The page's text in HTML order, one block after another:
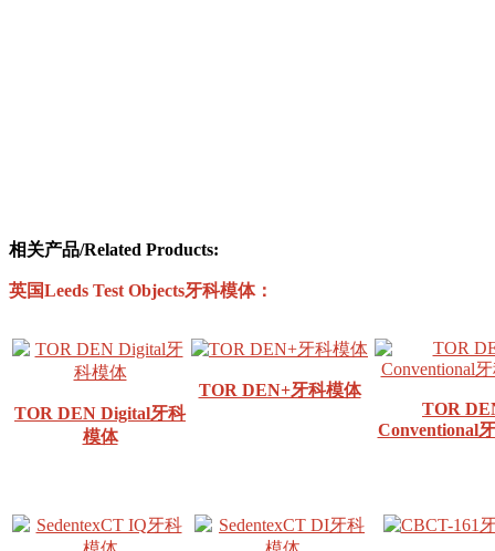
相关产品/Related Products:
英国Leeds Test Objects牙科模体：
TOR DEN Digital牙科
模体
TOR DEN+牙科模体
TOR
Conventional